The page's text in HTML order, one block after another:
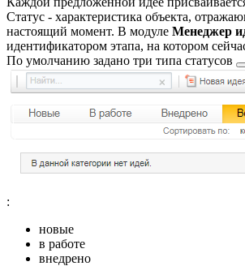
Статус - характеристика объекта,
настоящий момент. В модуле Менеджер
идентификатором этапа, на котором
По умолчанию задано три типа статусов
:
новые
в работе
внедрено